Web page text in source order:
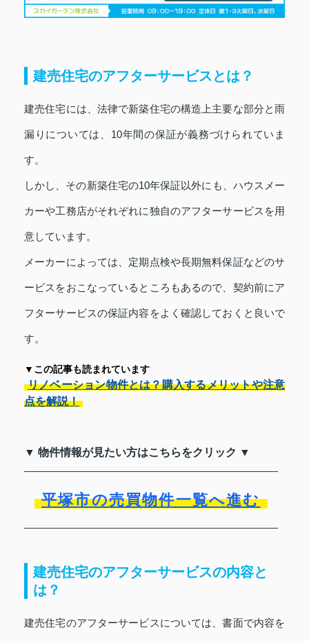
建売住宅のアフターサービスとは？
建売住宅には、法律で新築住宅の構造上主要な部分と雨
漏りについては、10年間の保証が義務づけられていま
す。
しかし、その新築住宅の10年保証以外にも、ハウスメー
カーや工務店がそれぞれに独自のアフターサービスを用
意しています。
メーカーによっては、定期点検や長期無料保証などのサ
ービスをおこなっているところもあるので、契約前にア
フターサービスの保証内容をよく確認しておくと良いで
す。
▼この記事も読まれています
リノベーション物件とは？購入するメリットや注意
点を解説！
▼ 物件情報が見たい方はこちらをクリック ▼
平塚市の売買物件一覧へ進む
建売住宅のアフターサービスの内容と
は？
建売住宅のアフターサービスについては、書面で内容を